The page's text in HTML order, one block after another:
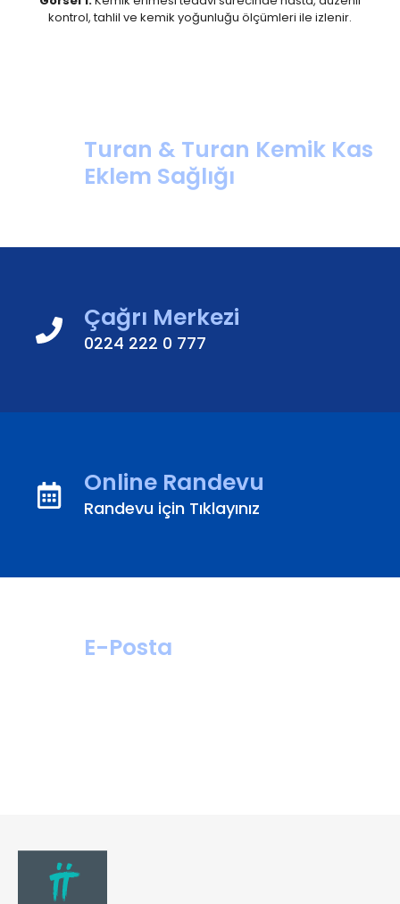
kontrol, tahlil ve kemik yoğunluğu ölçümleri ile izlenir.
Turan & Turan Kemik Kas
Eklem Sağlığı
Çağrı Merkezi
0224 222 0 777
Online Randevu
Randevu için Tıklayınız
E-Posta